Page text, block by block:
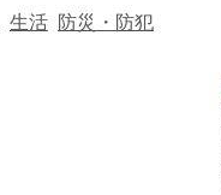
生活 防災・防犯